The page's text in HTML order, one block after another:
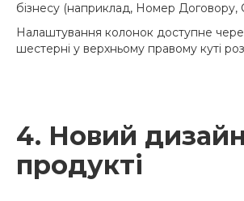
бізнесу (наприклад, Номер Договору,
Налаштування колонок доступне
шестерні у верхньому правому куті
4. Новий
продукті